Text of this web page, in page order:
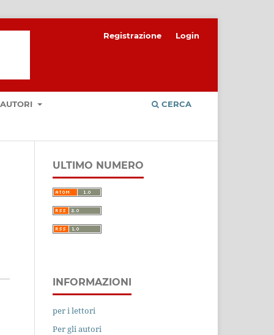
CERCA
Registrazione Login
ULTIMO NUMERO
INFORMAZIONI
per i lettori
Per gli autori